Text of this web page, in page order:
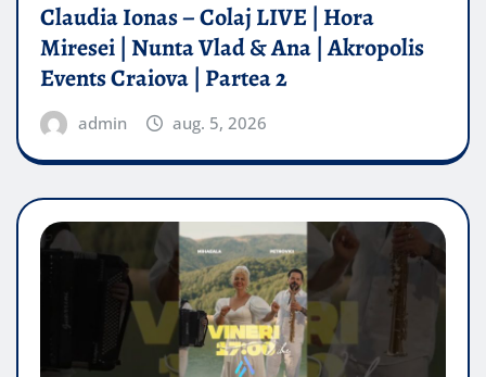
Claudia Ionas – Colaj LIVE | Hora
Miresei | Nunta Vlad & Ana | Akropolis
Events Craiova | Partea 2
admin aug. 5, 2026